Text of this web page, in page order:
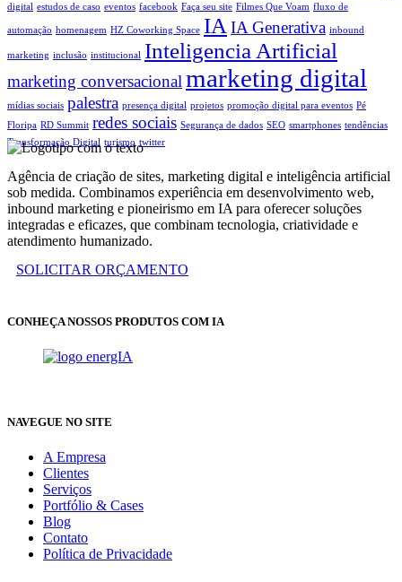
digital estudos de caso eventos facebook Faça seu site Filmes Que Voam fluxo de
automação homenagem HZ Coworking Space IA IA Generativa inbound
marketing inclusão institucional Inteligencia Artificial
marketing conversacionalmarketing digital
mídias sociais palestra presença digital projetos promoção digital para eventos Pé
Floripa RD Summit redes sociais Segurança de dados SEO smartphones tendências
Transformação Digital turismo twitter
Agência de criação de sites, marketing digital e inteligência artificial
sob medida. Combinamos experiência em desenvolvimento web,
inbound marketing e pioneirismo em IA para oferecer soluções
integradas e eficazes, que combinam tecnologia, criatividade e
atendimento humanizado.
SOLICITAR ORÇAMENTO
CONHEÇA NOSSOS PRODUTOS COM IA
NAVEGUE NO SITE
A Empresa
Clientes
Serviços
Portfólio & Cases
Blog
Contato
Política de Privacidade